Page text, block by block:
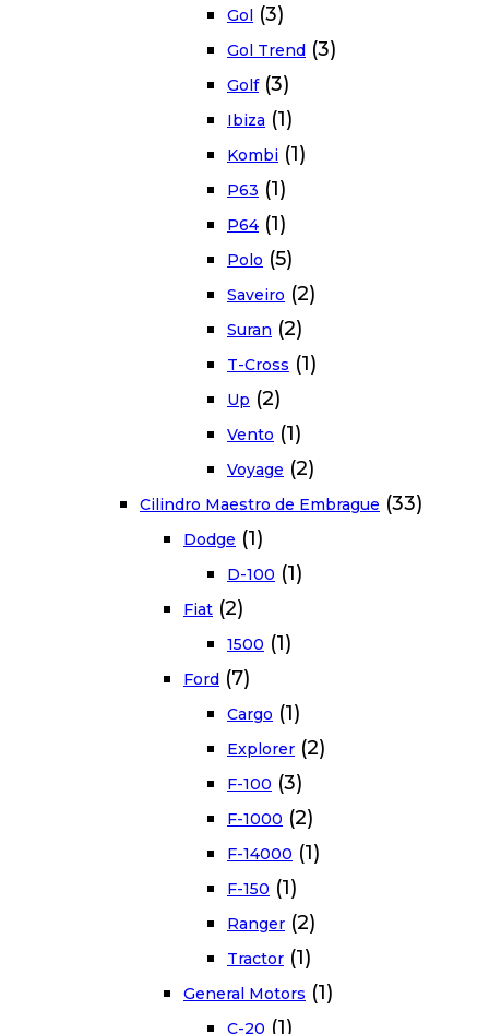
Gol (3)
Gol Trend (3)
Golf (3)
Ibiza (1)
Kombi (1)
P63 (1)
P64 (1)
Polo (5)
Saveiro (2)
Suran (2)
T-Cross (1)
Up (2)
Vento (1)
Voyage (2)
Cilindro Maestro de Embrague (33)
Dodge (1)
D-100 (1)
Fiat (2)
1500 (1)
Ford (7)
Cargo (1)
Explorer (2)
F-100 (3)
F-1000 (2)
F-14000 (1)
F-150 (1)
Ranger (2)
Tractor (1)
General Motors (1)
C-20 (1)